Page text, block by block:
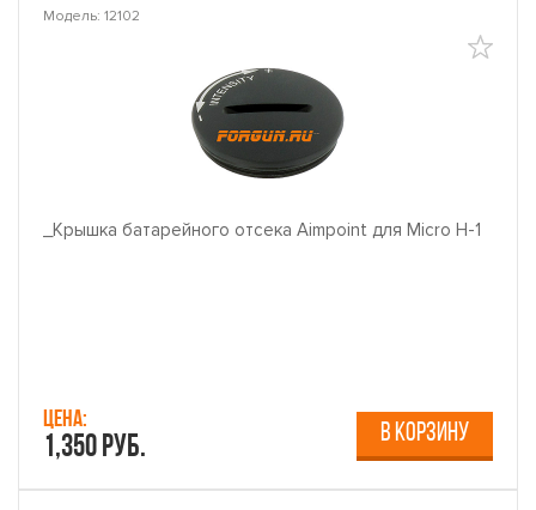
Модель: 12102
_Крышка батарейного отсека Aimpoint для Micro H-1
Цена:
1,350 руб. В КОРЗИНУ